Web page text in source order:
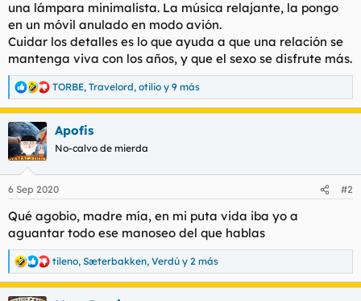
una lámpara minimalista. La música relajante, la pongo
en un móvil anulado en modo avión.
Cuidar los detalles es lo que ayuda a que una relación se
mantenga viva con los años, y que el sexo se disfrute más.
R
e
a
c
c
i
e
:
TORBE, Travelord, otilio y 9 más
Apofis
No-calvo de mierda
6 Sep 2020 #2
Qué agobio, madre mía, en mi puta vida iba yo a
aguantar todo ese manoseo del que hablas
R
e
a
tileno, Sæterbakken, Verdú y 2 más